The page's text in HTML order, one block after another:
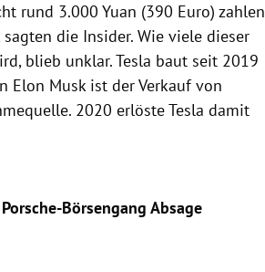
rund 3.000 Yuan (390 Euro) zahlen
die Insider. Wie viele dieser
blieb unklar. Tesla baut seit 2019
Elon Musk ist der Verkauf von
2020 erlöste Tesla damit
Börsengang Absage